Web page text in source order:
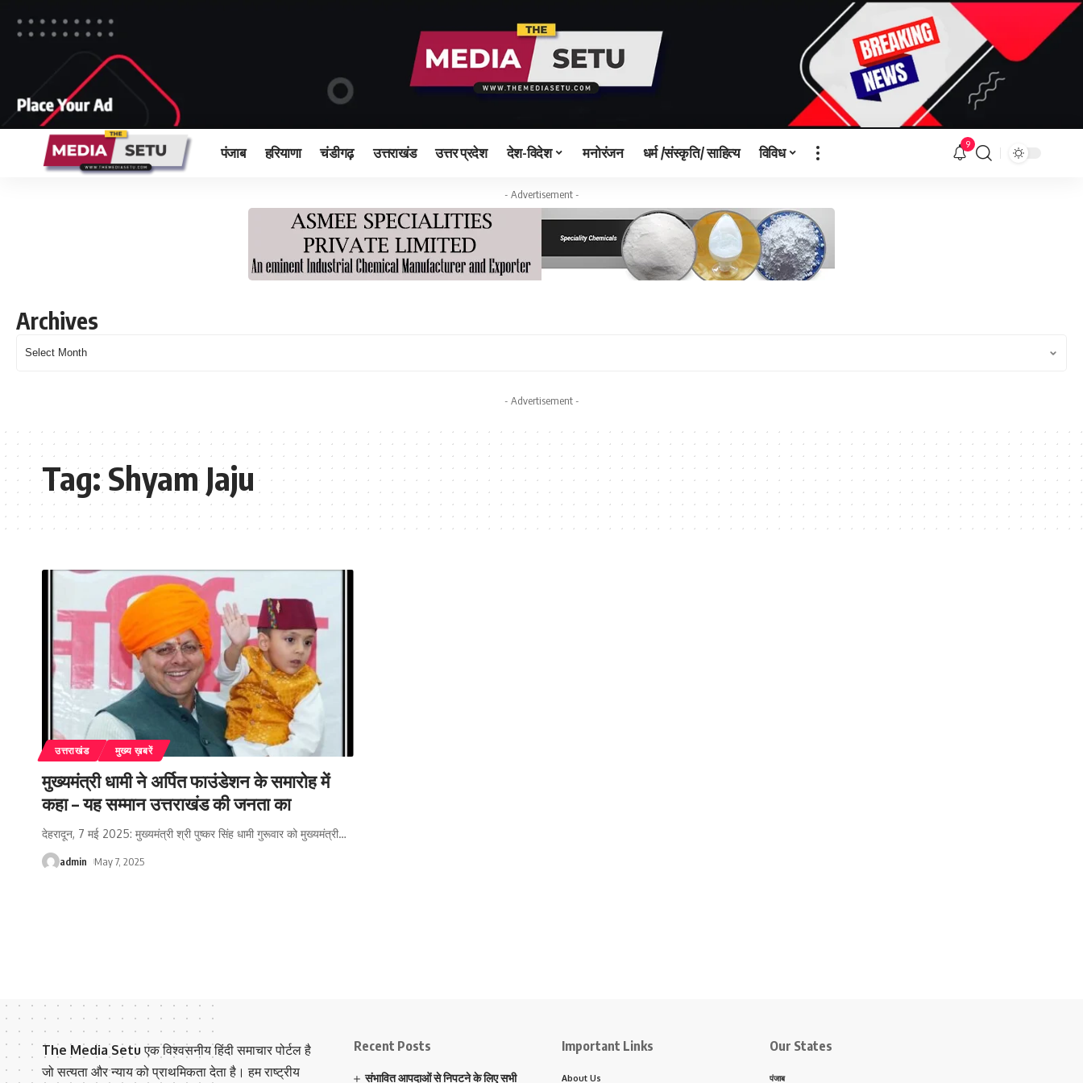
पंजाब हरियाणा चंडीगढ़ उत्तराखंड उत्तर प्रदेश देश-विदेश मनोरंजन धर्म /संस्कृति/ साहित्य विविध 9
- Advertisement -
Archives
- Advertisement -
Tag:Shyam Jaju
उत्तराखंड मुख्य ख़बरें
मुख्यमंत्री धामी ने अर्पित फाउंडेशन के समारोह में
कहा – यह सम्मान उत्तराखंड की जनता का
देहरादून, 7 मई 2025: मुख्यमंत्री श्री पुष्कर सिंह धामी गुरूवार को मुख्यमंत्री…
admin May 7, 2025
The Media Setu एक विश्वसनीय हिंदी समाचार पोर्टल है
जो सत्यता और न्याय को प्राथमिकता देता है। हम राष्ट्रीय
Recent Posts
संभावित आपदाओं से निपटने के लिए सभी
Important Links
About Us
Our States
पंजाब